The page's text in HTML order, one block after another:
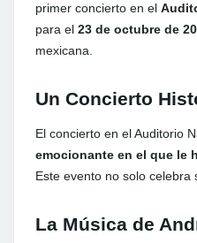
primer concierto en el
para el 23 de octubre de
mexicana.
Un Concierto
El concierto en el Auditorio
emocionante en el que le
Este evento no solo celebra
La Música de